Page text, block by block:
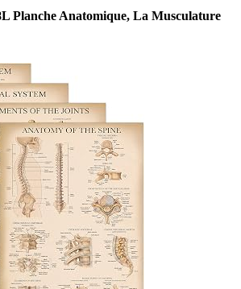
Planche Anatomique, La Musculature